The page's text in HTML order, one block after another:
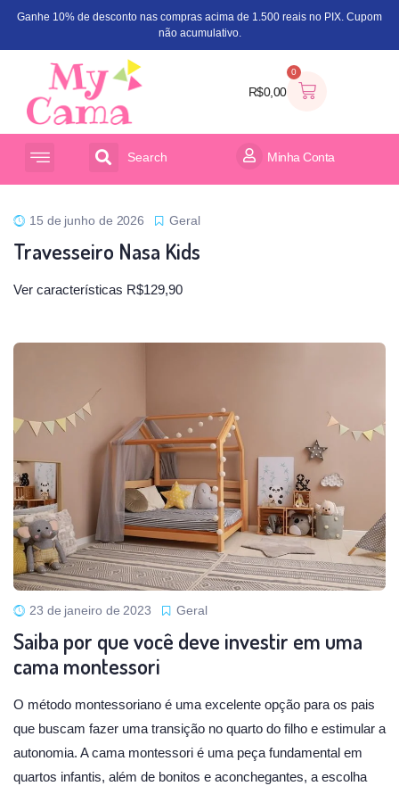
Ganhe 10% de desconto nas compras acima de 1.500 reais no PIX. Cupom
não acumulativo.
R$0,00
0
Search Minha Conta
15 de junho de 2026 Geral
Travesseiro Nasa Kids
Ver características R$129,90
23 de janeiro de 2023 Geral
Saiba por que você deve investir em uma
cama montessori
O método montessoriano é uma excelente opção para os pais
que buscam fazer uma transição no quarto do filho e estimular a
autonomia. A cama montessori é uma peça fundamental em
quartos infantis, além de bonitos e aconchegantes, a escolha